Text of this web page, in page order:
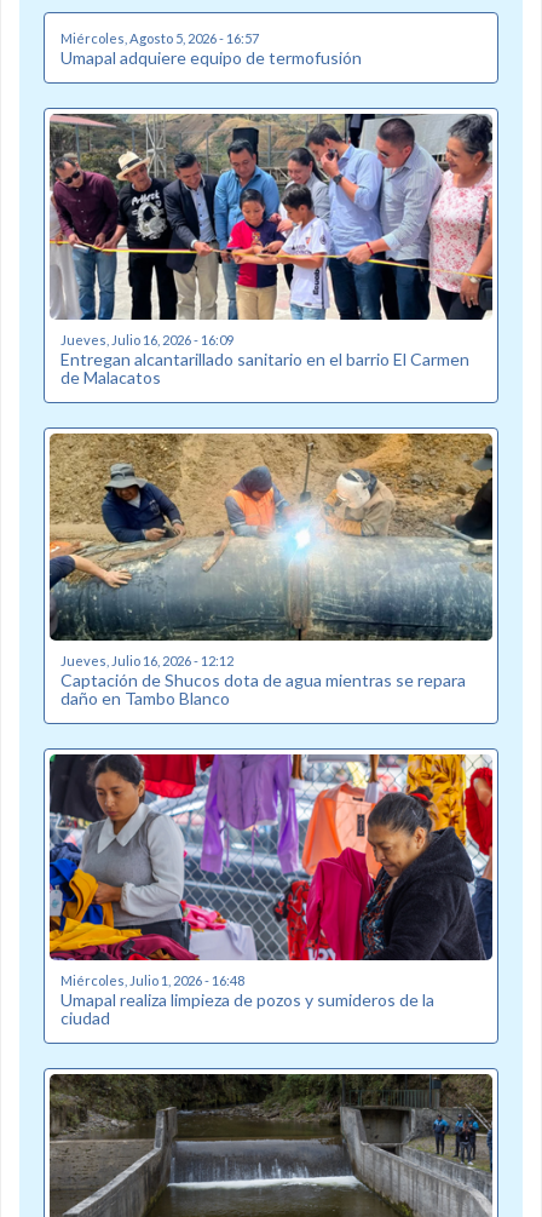
Miércoles, Agosto 5, 2026 - 16:57
Umapal adquiere equipo de termofusión
Jueves, Julio 16, 2026 - 16:09
Entregan alcantarillado sanitario en el barrio El Carmen
de Malacatos
Jueves, Julio 16, 2026 - 12:12
Captación de Shucos dota de agua mientras se repara
daño en Tambo Blanco
Miércoles, Julio 1, 2026 - 16:48
Umapal realiza limpieza de pozos y sumideros de la
ciudad